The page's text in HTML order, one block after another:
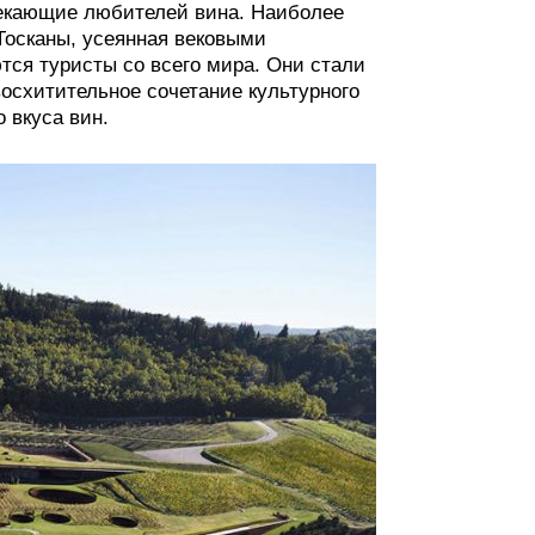
любителей вина. Наиболее
усеянная вековыми
туристы со всего мира. Они стали
сочетание культурного
вкуса вин.